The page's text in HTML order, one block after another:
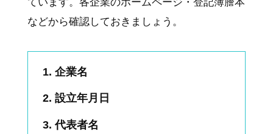
などから確認しておきましょう。
企業名
設立年月日
代表者名